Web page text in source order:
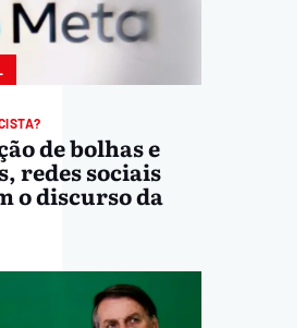
de bolhas e
redes sociais
o discurso da